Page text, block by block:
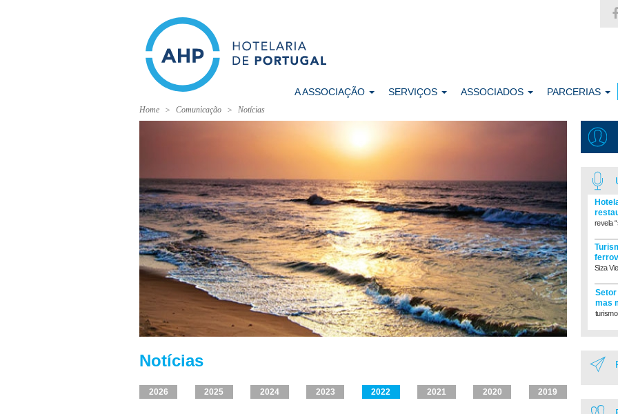
A ASSOCIAÇÃO SERVIÇOS ASSOCIADOS PARCERIAS
Home Comunicação Notícias
Notícias
2026 2025 2024 2023 2022 2021 2020 2019
revela
Siza
mas